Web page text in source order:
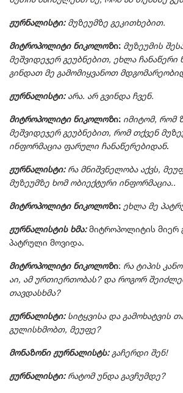
ჟურნალისტი: მუზეუმზე გეკითხებით.
მიტროპოლიტი ნიკოლოზი: მუზეუმის
მეშვიდეჯერ გეუბნებით, ეხლა ჩანაწერი
გინდათ მე გამომიყვანოთ
ჟურნალისტი: არა. არ გვინდა ჩვენ.
მიტროპოლიტი ნიკოლოზი: იმიტომ, რომ
მეშვიდეჯერ გეუბნებით, რომ თქვენ
ინფორმაცია ფარული ჩანაწერებიდან.
ჟურნალისტი: რა მნიშვნელობა აქვს,
მუზეუმზე ხომ ობიექტური ინფორმაცია..
მიტროპოლიტი ნიკოლოზი: ეხლა მე
ჟურნალისტის ხმა:მიტროპოლიტის მიერ
პატრული მოვიდა.
მიტროპოლიტი ნიკოლოზი: რა ტიპის
აი, ამ ურთიერთობას? და როგორ
თავდასხმა?
ჟურნალისტი: სიტყვისა და გამოხატვის
გულისხმობთ, მეუფე?
მონაზონი ჟურნალისტს:გაჩერდი შენ!
ჟურნალისტი: რატომ უნდა გავჩუმდე?